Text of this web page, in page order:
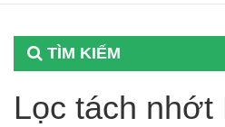
TÌM KIẾM
Lọc tách nhớt